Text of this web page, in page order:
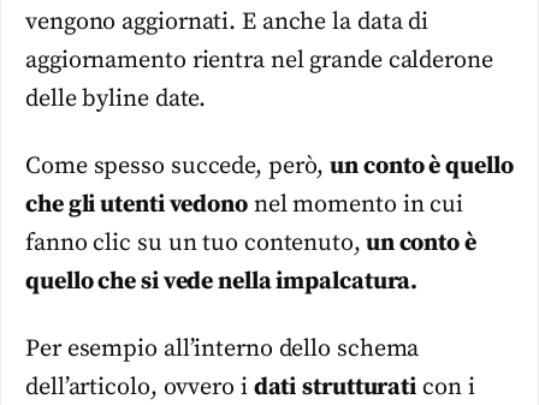
vengono aggiornati. E anche la data di
aggiornamento rientra nel grande calderone
delle byline date.
Come spesso succede, però,un conto è quello
che gli utenti vedononel momento in cui
fanno clic su un tuo contenuto, un conto è
quello che si vede nella impalcatura.
Per esempio all’interno dello schema
dell’articolo, ovvero i dati strutturati con i